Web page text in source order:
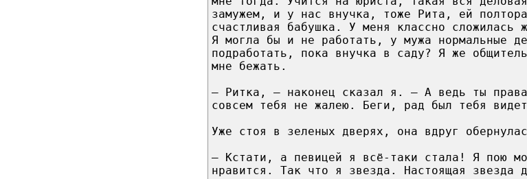
замужем, и у нас внучка, тоже Рита, ей
счастливая бабушка. У меня классно сложилась
Я могла бы и не работать, у мужа нормальные
подработать, пока внучка в саду? Я же
мне бежать.
– Ритка, – наконец сказал я. – А ведь ты
совсем тебя не жалею. Беги, рад был тебя
Уже стоя в зеленых дверях, она вдруг
– Кстати, а певицей я всё-таки стала! Я пою
нравится. Так что я звезда. Настоящая звезда